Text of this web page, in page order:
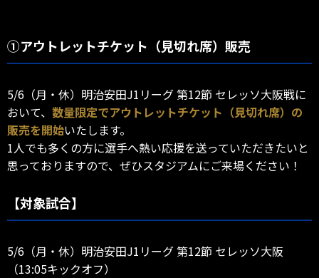
①アウトレットチケット（見切れ席）販売
5/6（月・休）明治安田J1リーグ 第12節 セレッソ大阪戦に
おいて、 数量限定でアウトレットチケット（見切れ席）の
販売を開始いたします。
1人でも多くの方に選手へ熱い応援を送っていただきたいと
思っておりますので、ぜひスタジアムにご来場ください！
【対象試合】
5/6（月・休）明治安田J1リーグ 第12節 セレッソ大阪
（13:05キックオフ）